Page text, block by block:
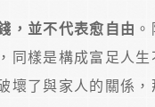
，並不代表愈自由
同樣是構成富足人生
壞了與家人的關係，